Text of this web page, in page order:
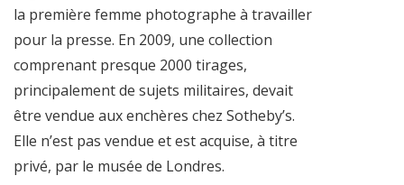
la première femme photographe à travailler
pour la presse. En 2009, une collection
comprenant presque 2000 tirages,
principalement de sujets militaires, devait
être vendue aux enchères chez Sotheby’s.
Elle n’est pas vendue et est acquise, à titre
privé, par le musée de Londres.